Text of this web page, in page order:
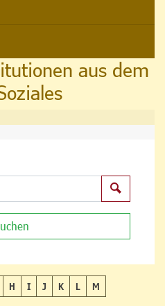
aus dem
H I J K L
M